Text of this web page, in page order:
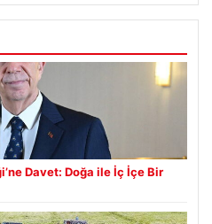
Davet: Doğa ile İç İçe Bir